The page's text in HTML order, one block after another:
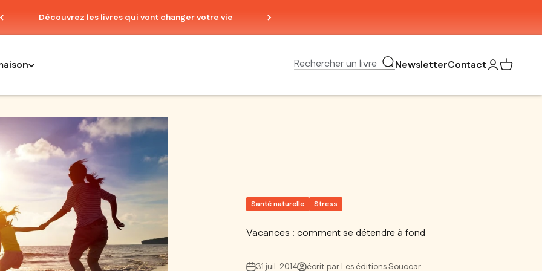
Découvrez les livres qui vont changer votre vie
Ouvrir la recherche
Rechercher un livre NewsletterContactOuvrir le
Voir mon
Santé naturelle Stress
Vacances : comment se détendre à fond
31 juil. 2014 écrit par Les éditions Souccar